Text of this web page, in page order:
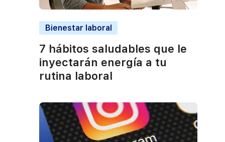
Bienestar laboral
7 hábitos saludables que le
inyectarán energía a tu
rutina laboral